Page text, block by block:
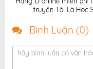
truyện Tôi Là Học
Bình Luận (0)
hãy bình luận có văn